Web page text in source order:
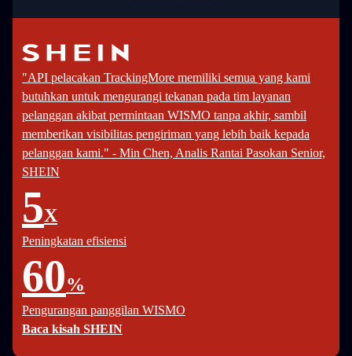
"API pelacakan TrackingMore memiliki semua yang kami
butuhkan untuk mengurangi tekanan pada tim layanan
pelanggan akibat permintaan WISMO tanpa akhir, sambil
memberikan visibilitas pengiriman yang lebih baik kepada
pelanggan kami." - Min Chen, Analis Rantai Pasokan Senior,
SHEIN
5X
Peningkatan efisiensi
60%
Pengurangan panggilan WISMO
Baca kisah SHEIN